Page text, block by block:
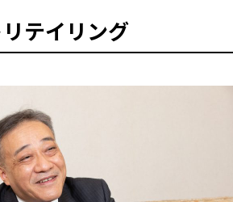
テイリング